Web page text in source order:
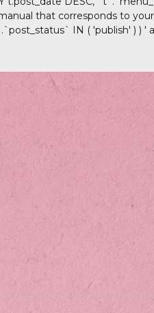
that corresponds to
IN ( 'publish' ) ) '